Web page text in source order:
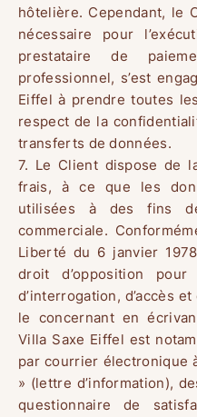
hôtelière. Cependant, le
nécessaire pour
prestataire de
professionnel, s’est
Eiffel à prendre toutes
respect de la
transferts de données.
7. Le Client dispose de
frais, à ce que les
utilisées à des fins
commerciale.
Liberté du 6 janvier
droit d’opposition
d’interrogation, d’accès
le concernant en
Villa Saxe Eiffel est
par courrier électronique
» (lettre d’information),
questionnaire de